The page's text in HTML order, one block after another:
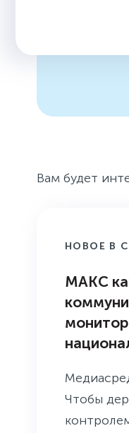
Вам будет
НОВОЕ В
МАКС
Чтобы